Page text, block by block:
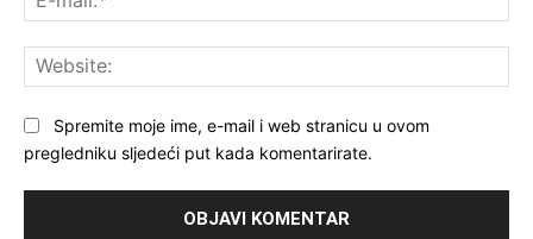
Spremite moje ime, e-mail i web stranicu u ovom
pregledniku sljedeći put kada komentarirate.